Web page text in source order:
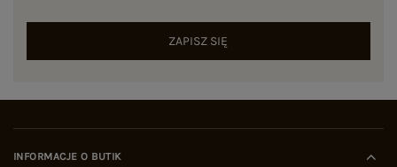
ZAPISZ SIĘ
INFORMACJE O BUTIK